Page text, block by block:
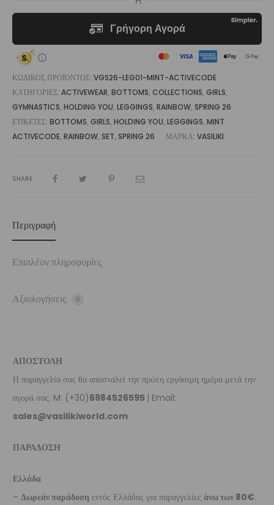
ΚΩΔΙΚΌΣ ΠΡΟΪΌΝΤΟΣ: VGS26-LEG01-MINT-ACTIVECODE
ΚΑΤΗΓΟΡΊΕΣ: ACTIVEWEAR, BOTTOMS, COLLECTIONS, GIRLS,
GYMNASTICS, HOLDING YOU, LEGGINGS, RAINBOW, SPRING 26
ΕΤΙΚΈΤΕΣ: BOTTOMS, GIRLS, HOLDING YOU, LEGGINGS, MINT
ACTIVECODE, RAINBOW, SET, SPRING 26 ΜΆΡΚΑ: VASILIKI
SHARE
Περιγραφή
Επιπλέον πληροφορίες
Αξιολογήσεις 0
ΑΠΟΣΤΟΛΗ
Η παραγγελία σας θα αποσταλεί την πρώτη εργάσιμη ημέρα μετά την
αγορά σας. M: (+30)6984526595 | Email:
sales@vasilikiworld.com
ΠΑΡΑΔΟΣΗ
Ελλάδα
– Δωρεάν παράδοση εντός Ελλάδας για παραγγελίες άνω των 80€.